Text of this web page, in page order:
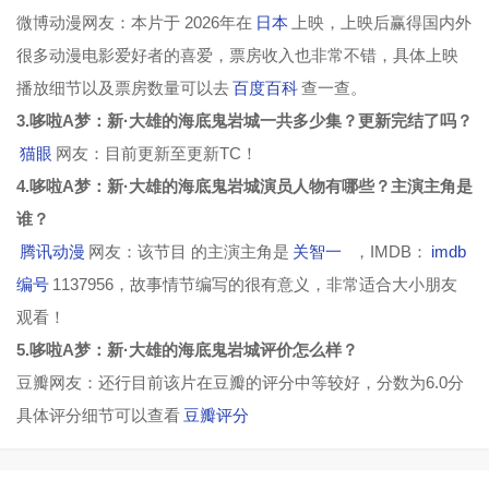
微博动漫网友：本片于 2026年在 日本
上映，上映后赢得国内外
很多动漫电影爱好者的喜爱，票房收入也非常不错，具体上映
播放细节以及票房数量可以去百度百科查一查。
3.哆啦A梦：新·大雄的海底鬼岩城一共多少集？更新完结了吗？
猫眼 网友：目前更新至更新TC！
4.哆啦A梦：新·大雄的海底鬼岩城演员人物有哪些？主演主角是
谁？
腾讯动漫 网友：该节目 的主演主角是 关智一 ，IMDB： imdb
编号 1137956，故事情节编写的很有意义，非常适合大小朋友
观看！
5.哆啦A梦：新·大雄的海底鬼岩城评价怎么样？
豆瓣网友：还行目前该片在豆瓣的评分中等较好，分数为6.0分
具体评分细节可以查看 豆瓣评分